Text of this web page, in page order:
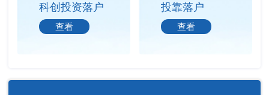
科创投资落户
查看
投靠落户
查看